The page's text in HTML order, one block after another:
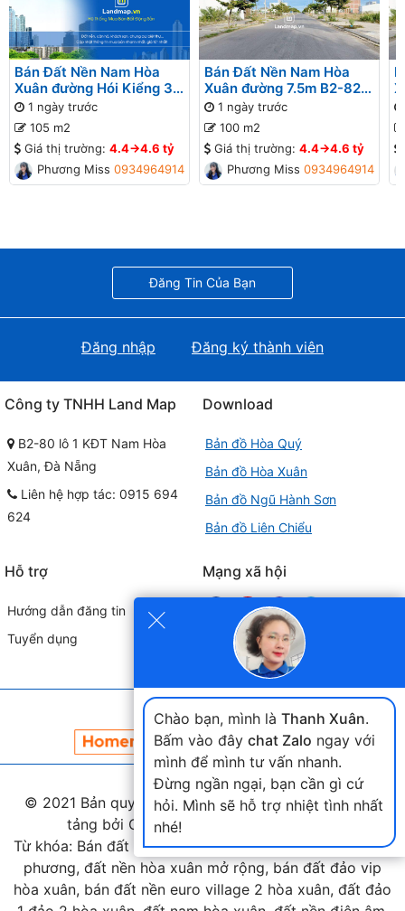
Bán Đất Nền Nam Hòa
Xuân đường Hói Kiểng 31
B2-95 lô 9x - Gần Sông
1 ngày trước
105 m2
Giá thị trường: 4.4->4.6 tỷ
Phương Missa0934964914
Bán Đất Nền Nam Hòa
Xuân đường 7.5m B2-82
lô 4x - Gần Sông
1 ngày trước
100 m2
Giá thị trường: 4.4->4.6 tỷ
Phương Missa0934964914
×
Chào bạn, mình là Thanh Xuân.
Bấm vào đây chat Zalo ngay với
mình để mình tư vấn nhanh.
Đừng ngần ngại, bạn cần gì cứ
hỏi. Mình sẽ hỗ trợ nhiệt tình nhất
nhé!
Đăng Tin Của Bạn
Đăng nhập Đăng ký thành viên
Công ty TNHH Land Map
B2-80 lô 1 KĐT Nam Hòa
Xuân, Đà Nẵng
Liên hệ hợp tác: 0915 694
624
Download
Bản đồ Hòa Quý
Bản đồ Hòa Xuân
Bản đồ Ngũ Hành Sơn
Bản đồ Liên Chiểu
Hỗ trợ
Hướng dẫn đăng tin
Tuyển dụng
Mạng xã hội
© 2021 Bản quyền thuộclandmap.vn. Phát triển nền
tảng bởi Công ty Home Land Việt Nam.
Từ khóa: Bán đất hòa xuân, bán đất nam cầu nguyễn tri
phương, đất nền hòa xuân mở rộng, bán đất đảo vip
hòa xuân, bán đất nền euro village 2 hòa xuân, đất đảo